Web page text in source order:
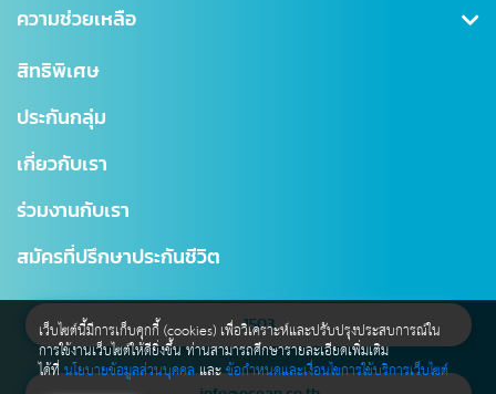
คุ้มครองอุบัติเหตุ
ประกันชีวิตควบการลงทุน
การเรียกร้องค่าสินไหม
การเปลี่ยนแปลงกรมธรรม์
บริการอื่นๆ
มาตรฐานการให้บริการธุรกิจประกันชีวิต (SLA)
ข่าวสาร CSR
ความช่วยเหลือ
สำนักงานใหญ่
สาขาไทยสมุทร
แผนผังเว็บไซต์
สิทธิพิเศษ
ประกันกลุ่ม
เกี่ยวกับเรา
ร่วมงานกับเรา
สมัครที่ปรึกษาประกันชีวิต
1503
เว็บไซต์นี้มีการเก็บคุกกี้ (cookies) เพื่อวิเคราะห์และปรับปรุงประสบการณ์ใน
การใช้งานเว็บไซต์ให้ดียิ่งขึ้น ท่านสามารถศึกษารายละเอียดเพิ่มเติม
ได้ที่นโยบายข้อมูลส่วนบุคคลและข้อกำหนดและเงื่อนไขการใช้บริการเว็บไซต์